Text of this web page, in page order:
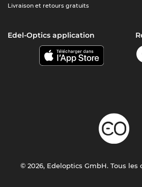
Livraison et retours gratuits
Edel-Optics application
© 2026, Edeloptics GmbH. Tous les